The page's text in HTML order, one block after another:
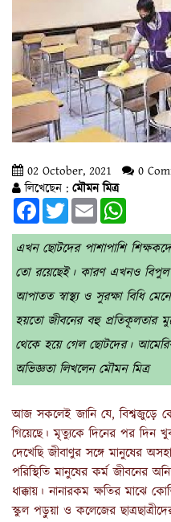
02 October, 2021 0
লিখেছেন : মৌমন মিত্র
FacebookTwitterEmail
এখন ছোটদের পাশাপাশি
তো রয়েছেই। কারণ এখনও বিপুল
আপাতত স্বাস্থ্য ও সুরক্ষা বিধি
হয়তো জীবনের বহু প্রতিকূলতার
থেকে হয়ে গেল ছোটদের।
অভিজ্ঞতা লিখলেন মৌমন মিত্র
আজ সকলেই জানি যে, বিশ্বজুড়ে
গিয়েছে। মৃত্যুকে দিনের পর দিন
দেখেছি জীবাণুর সঙ্গে মানুষের
পরিস্থিতি মানুষের কর্ম জীবনের
ধাক্কায়। নানারকম ক্ষতির মাঝে
স্কুল পড়ুয়া ও কলেজের